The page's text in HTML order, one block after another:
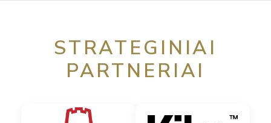
STRATEGINIAI
PARTNERIAI